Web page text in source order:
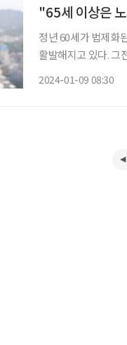
"65세 이상은
정년 60세가 법제화
활발해지고 있다. 그
2024-01-09 08:30